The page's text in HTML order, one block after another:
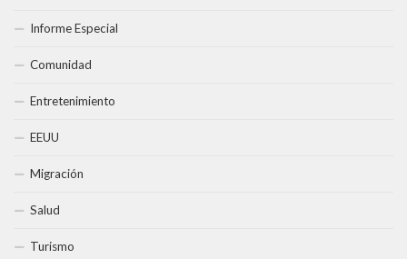
Informe Especial
Comunidad
Entretenimiento
EEUU
Migración
Salud
Turismo